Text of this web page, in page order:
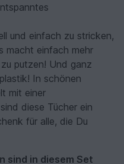
und einfach zu stricken,
macht einfach mehr
putzen! Und ganz
In schönen
mit einer
diese Tücher ein
für alle, die Du
sind in diesem Set